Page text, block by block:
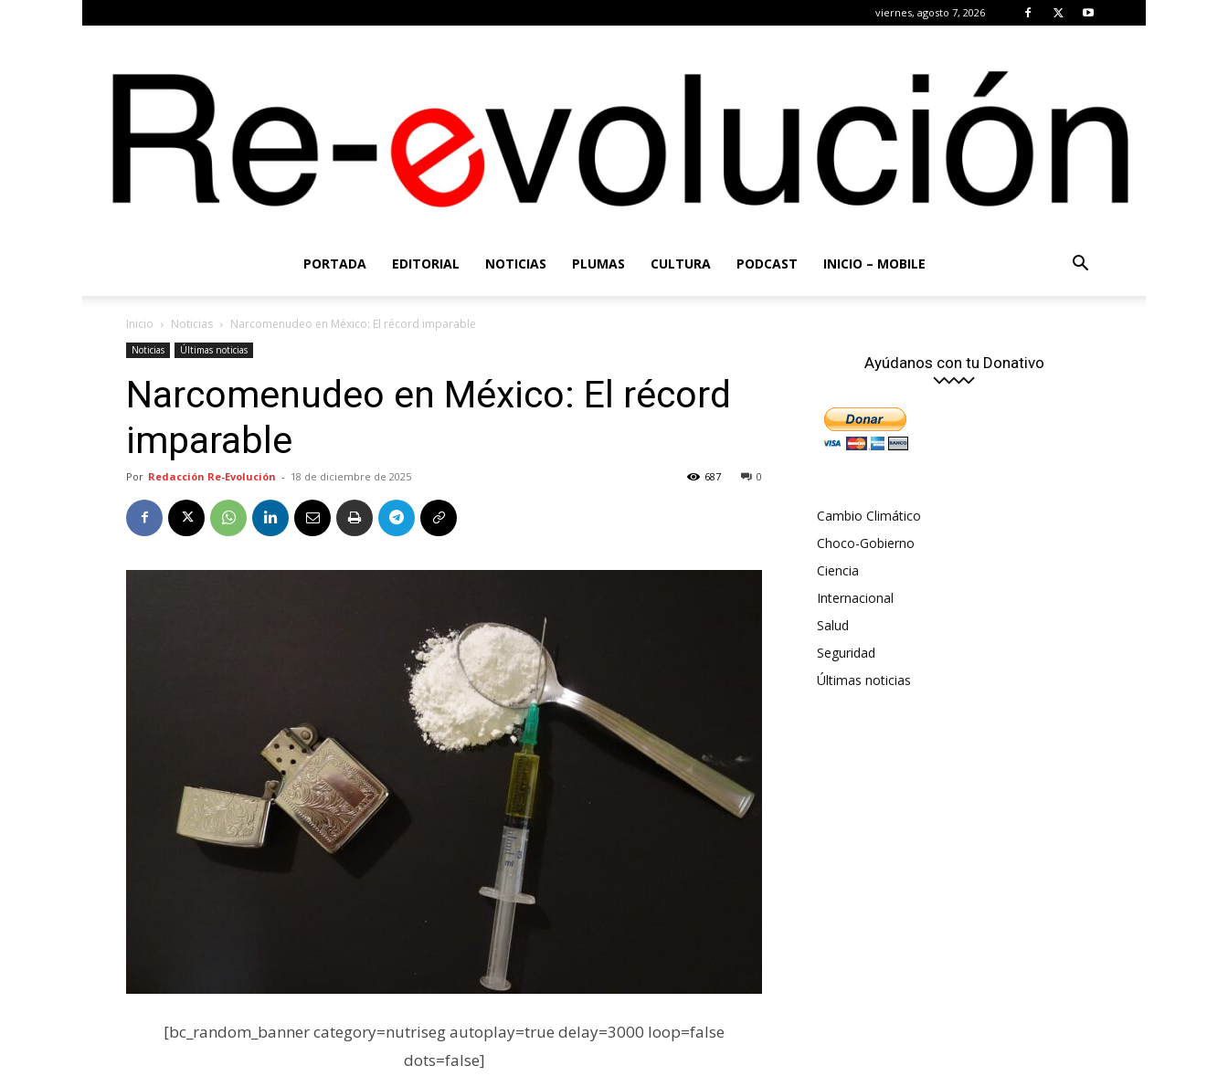
viernes, agosto 7, 2026
Evolución
PORTADA EDITORIAL NOTICIAS PLUMAS CULTURA PODCAST INICIO – MOBILE
Inicio Noticias Narcomenudeo en México: El récord imparable
Noticias Últimas noticias
Narcomenudeo en México: El récord
imparable
Por Redacción Re-Evolución - 18 de diciembre de 2025 0
687
[bc_random_banner category=nutriseg autoplay=true delay=3000 loop=false
dots=false]
Ayúdanos con tu Donativo
Cambio Climático
Choco-Gobierno
Ciencia
Internacional
Salud
Seguridad
Últimas noticias